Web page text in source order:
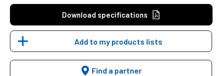
Download specifications
Add to my products lists
Find a partner